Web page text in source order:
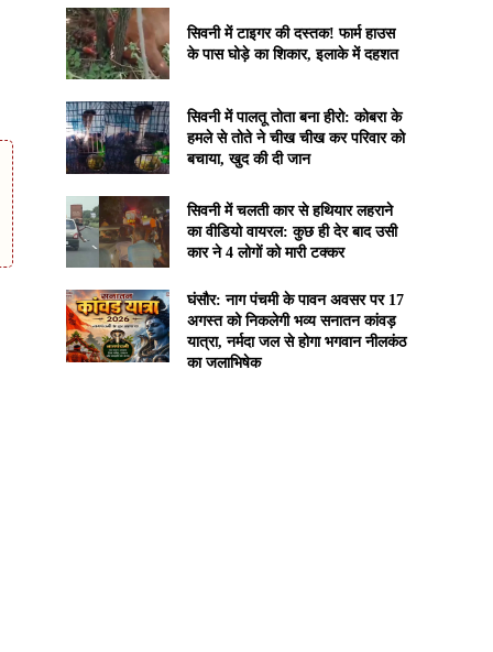
सिवनी में टाइगर की दस्तक! फार्म हाउस
के पास घोड़े का शिकार, इलाके में दहशत
सिवनी में पालतू तोता बना हीरो: कोबरा के
हमले से तोते ने चीख चीख कर परिवार को
बचाया, खुद की दी जान
सिवनी में चलती कार से हथियार लहराने
का वीडियो वायरल: कुछ ही देर बाद उसी
कार ने 4 लोगों को मारी टक्कर
घंसौर: नाग पंचमी के पावन अवसर पर 17
अगस्त को निकलेगी भव्य सनातन कांवड़
यात्रा, नर्मदा जल से होगा भगवान नीलकंठ
का जलाभिषेक